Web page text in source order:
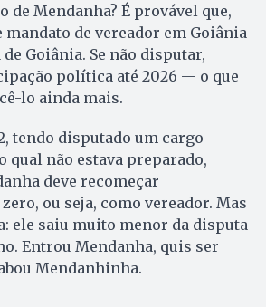
de Mendanha? É provável que,
mandato de vereador em Goiânia
Goiânia. Se não disputar,
política até 2026 — o que
lo ainda mais.
tendo disputado um cargo
qual não estava preparado,
deve recomeçar
ou seja, como vereador. Mas
ele saiu muito menor da disputa
Entrou Mendanha, quis ser
Mendanhinha.